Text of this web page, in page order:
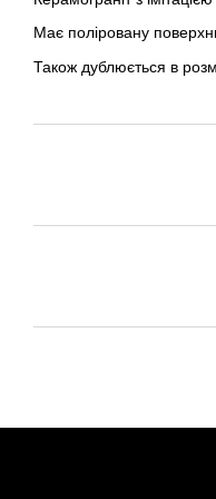
Має поліровану
Також дублюється в